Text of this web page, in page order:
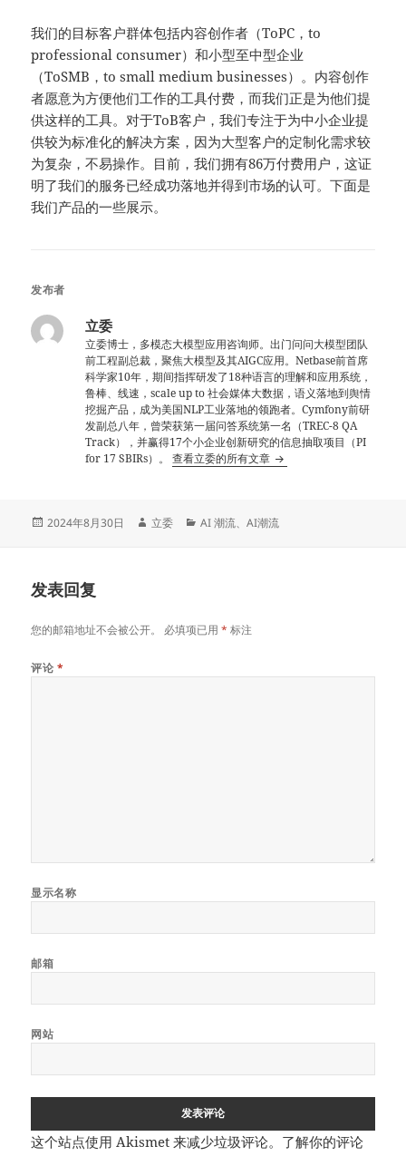
我们的目标客户群体包括内容创作者（ToPC，to
professional consumer）和小型至中型企业
（ToSMB，to small medium businesses）。内容创作
者愿意为方便他们工作的工具付费，而我们正是为他们提
供这样的工具。对于ToB客户，我们专注于为中小企业提
供较为标准化的解决方案，因为大型客户的定制化需求较
为复杂，不易操作。目前，我们拥有86万付费用户，这证
明了我们的服务已经成功落地并得到市场的认可。下面是
我们产品的一些展示。
发布者
立委
立委博士，多模态大模型应用咨询师。出门问问大模型团队
前工程副总裁，聚焦大模型及其AIGC应用。Netbase前首席
科学家10年，期间指挥研发了18种语言的理解和应用系统，
鲁棒、线速，scale up to 社会媒体大数据，语义落地到舆情
挖掘产品，成为美国NLP工业落地的领跑者。Cymfony前研
发副总八年，曾荣获第一届问答系统第一名（TREC-8 QA
Track），并赢得17个小企业创新研究的信息抽取项目（PI
for 17 SBIRs）。查看立委的所有文章
发
2024年8月30日
作
立委
分
AI 潮流、AI潮流
发表回复
您的邮箱地址不会被公开。 必填项已用* 标注
评论 *
显示名称
邮箱
网站
这个站点使用 Akismet 来减少垃圾评论。 了解你的评论